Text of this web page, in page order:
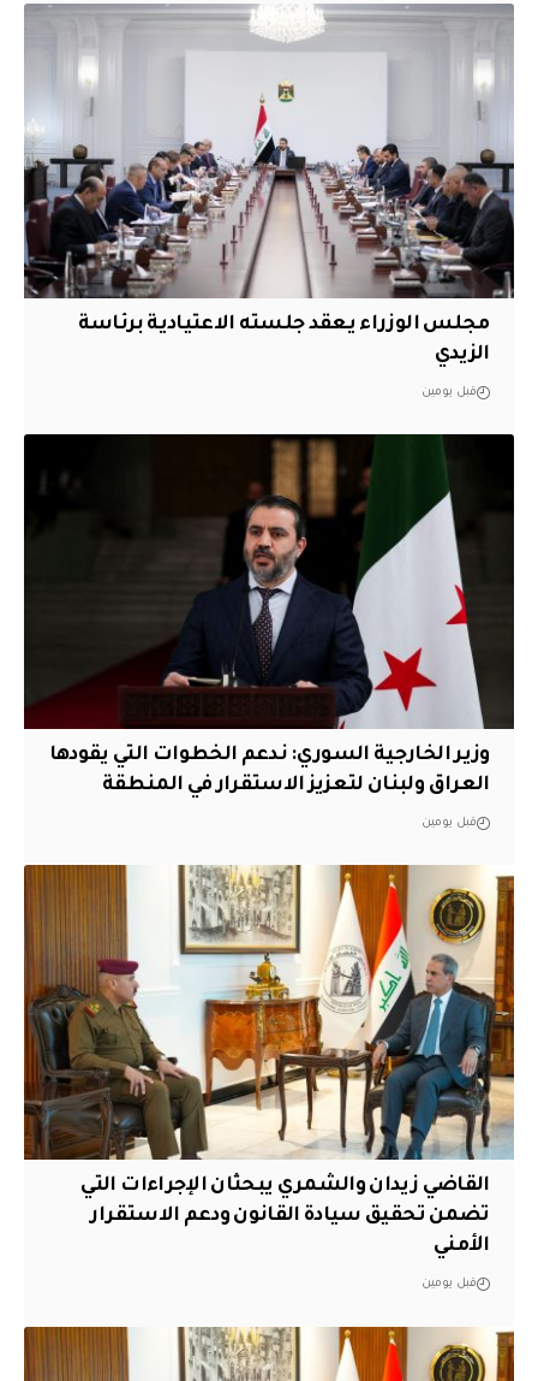
مجلس الوزراء يعقد جلسته الاعتيادية برئاسة
الزيدي
قبل يومين
وزير الخارجية السوري: ندعم الخطوات التي يقودها
العراق ولبنان لتعزيز الاستقرار في المنطقة
قبل يومين
القاضي زيدان والشمري يبحثان الإجراءات التي
تضمن تحقيق سيادة القانون ودعم الاستقرار
الأمني
قبل يومين